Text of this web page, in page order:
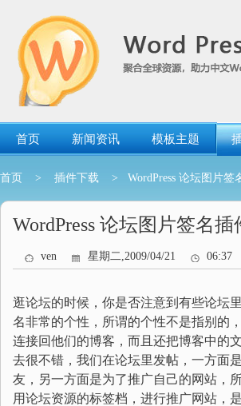
首页 新闻资讯 模板主题
首页 > 插件下载 > WordPress 论坛图片签
WordPress 论坛图片签名插
ven 星期二,2009/04/21 06:37
逛论坛的时候，你是否注意到有些论坛
名非常的个性，所谓的个性不是指别的
连接回他们的博客，而且还把博客中的
去很不错，我们在论坛里发帖，一方面
友，另一方面是为了推广自己的网站，
用论坛资源的标签档，进行推广网站，